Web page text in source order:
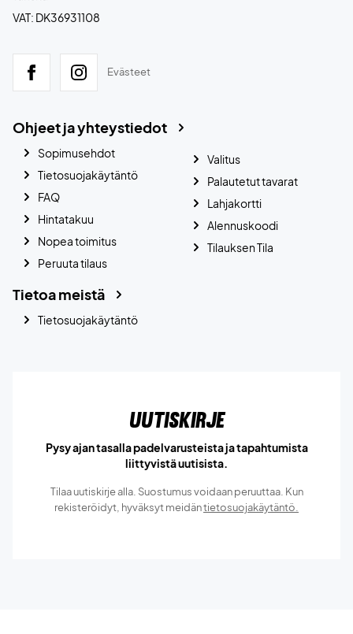
VAT: DK36931108
Evästeet
Ohjeet ja yhteystiedot
Sopimusehdot
Tietosuojakäytäntö
FAQ
Hintatakuu
Nopea toimitus
Peruuta tilaus
Valitus
Palautetut tavarat
Lahjakortti
Alennuskoodi
Tilauksen Tila
Tietoa meistä
Tietosuojakäytäntö
Uutiskirje
Pysy ajan tasalla padelvarusteista ja tapahtumista
liittyvistä uutisista.
Tilaa uutiskirje alla. Suostumus voidaan peruuttaa. Kun
rekisteröidyt, hyväksyt meidäntietosuojakäytäntö.